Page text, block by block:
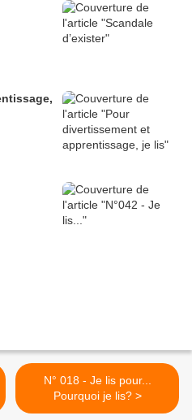
N° 018 - Je lis pour...
Pourquoi je lis? >